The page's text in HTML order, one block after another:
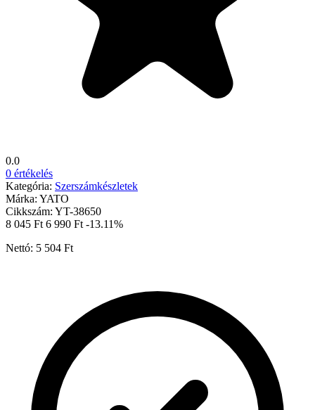
0.0
0 értékelés
Kategória: Szerszámkészletek
Márka: YATO
Cikkszám: YT-38650
8 045 Ft 6 990 Ft -13.11%
Nettó: 5 504 Ft